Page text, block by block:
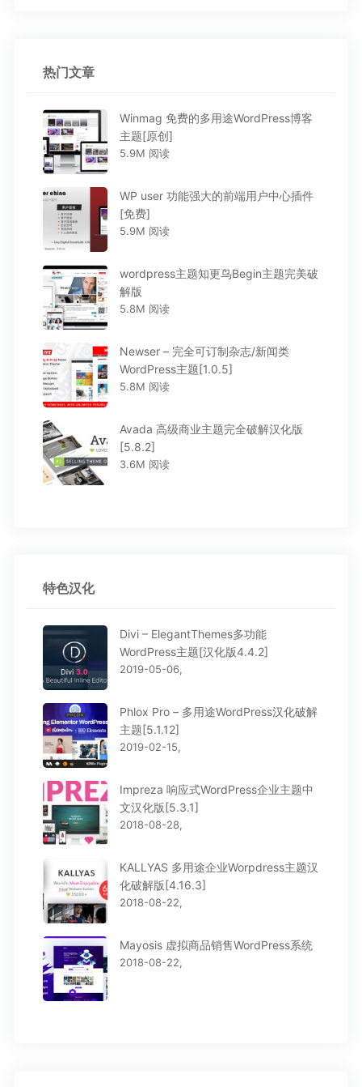
热门文章
Winmag 免费的多用途WordPress博客
主题[原创]
5.9M 阅读
WP user 功能强大的前端用户中心插件
[免费]
5.9M 阅读
wordpress主题知更鸟Begin主题完美破
解版
5.8M 阅读
Newser – 完全可订制杂志/新闻类
WordPress主题[1.0.5]
5.8M 阅读
Avada 高级商业主题完全破解汉化版
[5.8.2]
3.6M 阅读
特色汉化
Divi – ElegantThemes多功能
WordPress主题[汉化版4.4.2]
2019-05-06,
Phlox Pro – 多用途WordPress汉化破解
主题[5.1.12]
2019-02-15,
Impreza 响应式WordPress企业主题中
文汉化版[5.3.1]
2018-08-28,
KALLYAS 多用途企业Worpdress主题汉
化破解版[4.16.3]
2018-08-22,
Mayosis 虚拟商品销售WordPress系统
2018-08-22,